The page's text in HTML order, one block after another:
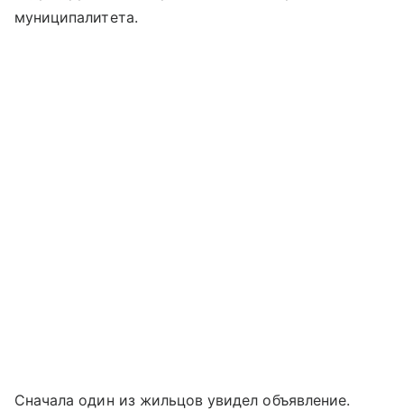
муниципалитета.
Сначала один из жильцов увидел объявление.